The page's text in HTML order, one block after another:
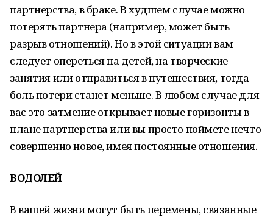
партнерства, в браке. В худшем случае можно
потерять партнера (например, может быть
разрыв отношений). Но в этой ситуации вам
следует опереться на детей, на творческие
занятия или отправиться в путешествия, тогда
боль потери станет меньше. В любом случае для
вас это затмение открывает новые горизонты в
плане партнерства или вы просто поймете нечто
совершенно новое, имея постоянные отношения.
ВОДОЛЕЙ
В вашей жизни могут быть перемены, связанные